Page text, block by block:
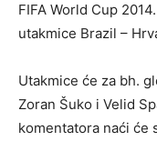
FIFA World Cup
utakmice Brazil –
Utakmice će za bh.
Zoran Šuko i Velid
komentatora naći će